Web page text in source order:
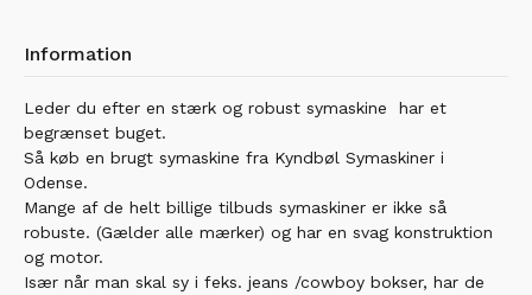
Information
Leder du efter en stærk og robust symaskine har et
begrænset buget.
Så køb en brugt symaskine fra Kyndbøl Symaskiner i
Odense.
Mange af de helt billige tilbuds symaskiner er ikke så
robuste. (Gælder alle mærker) og har en svag konstruktion
og motor.
Især når man skal sy i feks. jeans /cowboy bokser, har de